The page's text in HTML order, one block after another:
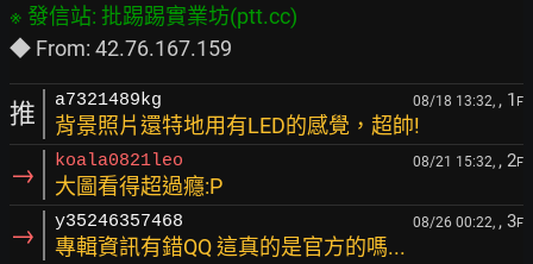
推 a7321489kg 08/18 13:32, , 1 F
背景照片還特地用有LED的感覺，超帥!
→ koala0821leo 08/21 15:32, , 2F
大圖看得超過癮:P
→ y35246357468 08/26 00:22, , 3F
專輯資訊有錯QQ 這真的是官方的嗎...